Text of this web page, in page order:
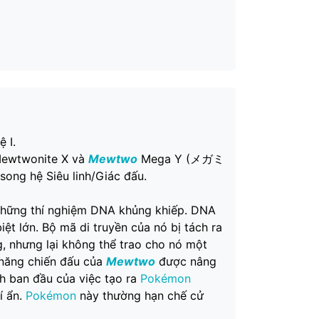
I.
X và Mewtwo Mega Y (メガミ
hệ Siêu linh/Giác đấu.
thí nghiệm DNA khủng khiếp. DNA
lớn. Bộ mã di truyền của nó bị tách ra
nhưng lại không thể trao cho nó một
chiến đấu của Mewtwo được nâng
ban đầu của việc tạo ra Pokémon
ẩn. Pokémon này thường hạn chế cử